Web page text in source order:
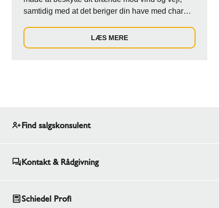
samtidig med at det beriger din have med charme
LÆS MERE
Find salgskonsulent
Kontakt & Rådgivning
Schiedel Profi